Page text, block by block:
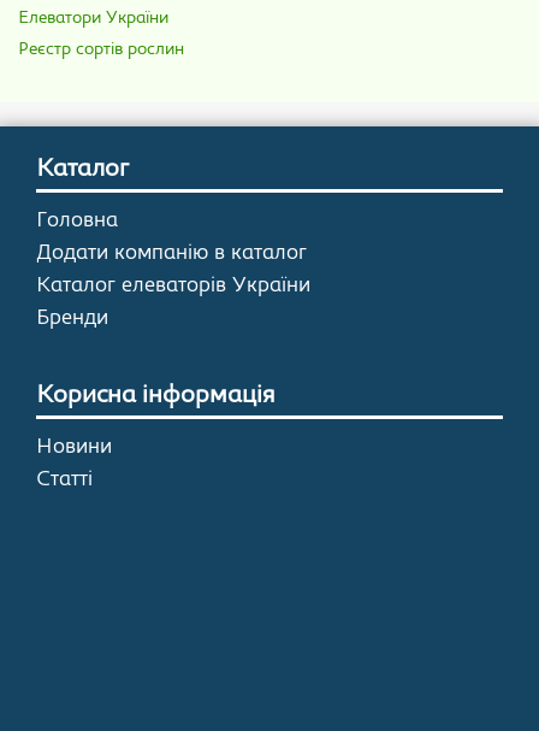
Елеватори України
Реєстр сортів рослин
Каталог
Головна
Додати компанію в каталог
Каталог елеваторів України
Бренди
Корисна інформація
Новини
Статті